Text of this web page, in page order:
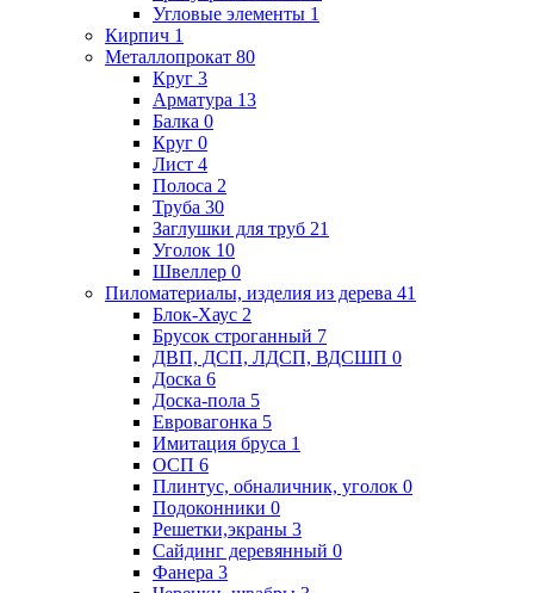
Угловые элементы 1
Кирпич 1
Металлопрокат 80
Круг 3
Арматура 13
Балка 0
Круг 0
Лист 4
Полоса 2
Труба 30
Заглушки для труб 21
Уголок 10
Швеллер 0
Пиломатериалы, изделия из дерева 41
Блок-Хаус 2
Брусок строганный 7
ДВП, ДСП, ЛДСП, ВДСШП 0
Доска 6
Доска-пола 5
Евровагонка 5
Имитация бруса 1
ОСП 6
Плинтус, обналичник, уголок 0
Подоконники 0
Решетки,экраны 3
Сайдинг деревянный 0
Фанера 3